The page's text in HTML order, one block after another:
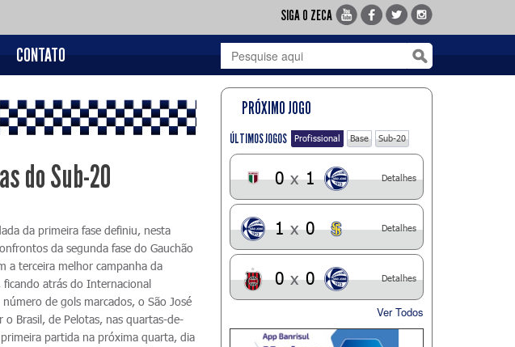
SIGA O ZECA
CONTATO
do Sub-20
da primeira fase definiu, nesta
da segunda fase do Gauchão
a terceira melhor campanha da
ficando atrás do Internacional
de gols marcados, o São José
o Brasil, de Pelotas, nas quartas-de-
partida na próxima quarta, dia
PRÓXIMO JOGO
ÚLTIMOS JOGOS Profissional Base Sub-20
0 x 1 Detalhes
1 x 0 Detalhes
0 x 0 Detalhes
Ver Todos